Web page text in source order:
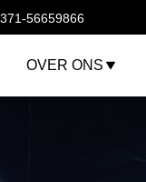
56659866
OVER ONS